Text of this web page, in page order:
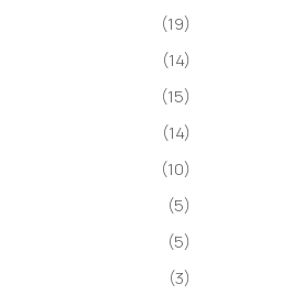
(19)
(14)
(15)
(14)
(10)
(5)
(5)
(3)